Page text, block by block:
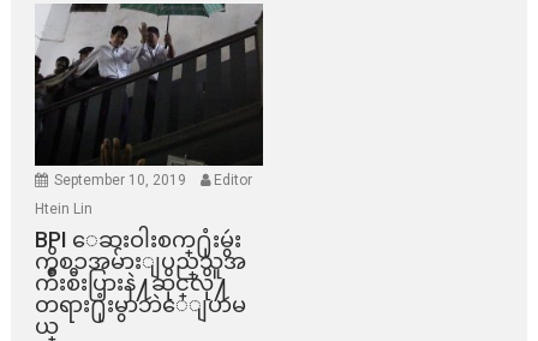
September 10, 2019
Editor
Htein Lin
BPI ​ေဆးဝါးစက္​႐ုံးမွဴး
ကိစၥအမ်ားျပည္​သူအ
က်ိဳးစီးပြားနဲ႔ဆိုင္​လို႔
တရား႐ုံးမွာဘဲေျပာမ
ယ္​